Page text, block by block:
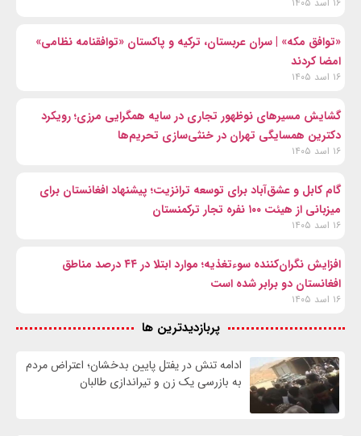
«توافق مکه» | سران عربستان، ترکیه و پاکستان «توافقنامه نظامی»
امضا کردند
۱۶ اسد ۱۴۰۵
گشایش مسیرهای نوظهور تجاری در سایه همگرایی مرزی؛ رویکرد
دکترین همسایگی تهران در خنثی‌سازی تحریم‌ها
۱۶ اسد ۱۴۰۵
گام کابل و عشق‌آباد برای توسعه ترانزیت؛ پیشنهاد افغانستان برای
میزبانی از هیئت ۱۰۰ نفره تجار ترکمنستان
۱۶ اسد ۱۴۰۵
افزایش نگران‌کننده سوءتغذیه؛ موارد ابتلا در ۴۴ درصد مناطق
افغانستان دو برابر شده است
۱۶ اسد ۱۴۰۵
پربازدیدترین ها
ادامه تنش در یفتل پایین بدخشان؛ اعتراض مردم
به بازرسی یک زن و تیراندازی طالبان